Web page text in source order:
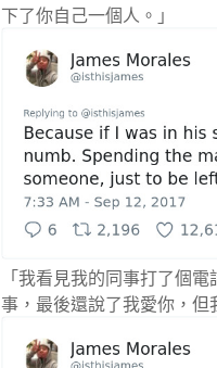
下了你自己一個人。」
「我看見我的同事打了個
事，最後還說了我愛你，但